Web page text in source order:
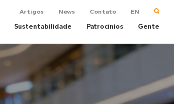
Artigos News Contato EN
Sustentabilidade Patrocínios Gente